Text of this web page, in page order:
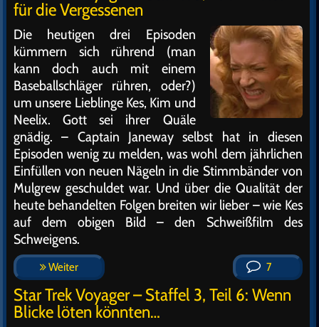
für die Vergessenen
Die heutigen drei Episoden
kümmern sich rührend (man
kann doch auch mit einem
Baseballschläger rühren, oder?)
um unsere Lieblinge Kes, Kim und
Neelix. Gott sei ihrer Quäle
gnädig. – Captain Janeway selbst hat in diesen
Episoden wenig zu melden, was wohl dem jährlichen
Einfüllen von neuen Nägeln in die Stimmbänder von
Mulgrew geschuldet war. Und über die Qualität der
heute behandelten Folgen breiten wir lieber – wie Kes
auf dem obigen Bild – den Schweißfilm des
Schweigens.
Weiter 7
Star Trek Voyager – Staffel 3, Teil 6: Wenn
Blicke löten könnten…